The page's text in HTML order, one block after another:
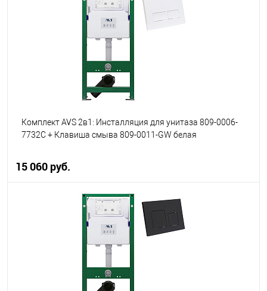
В наличии
Комплект AVS 2в1: Инсталляция для унитаза 809-0006-
7732C + Клавиша смыва 809-0011-GW белая
15 060 руб.
В корзину
В наличии